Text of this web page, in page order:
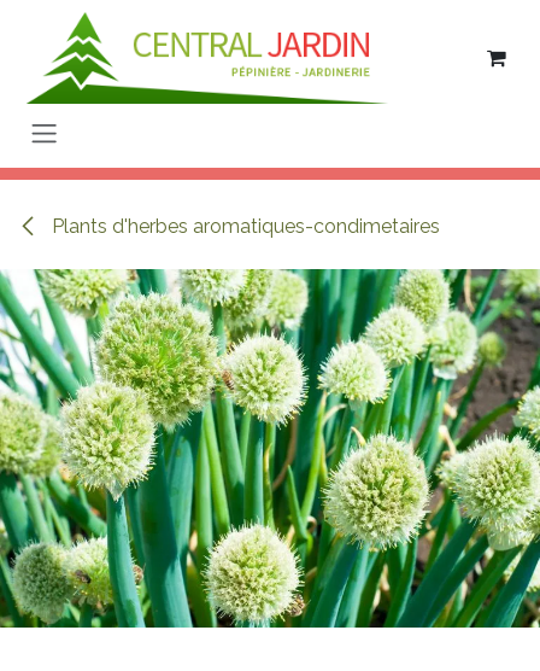
Se rendre au contenu
Plants d'herbes aromatiques-condimetaires